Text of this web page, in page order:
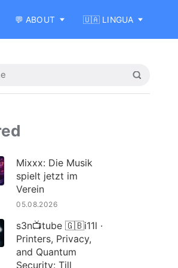
💬 ABOUT 🇺🇦 LINGUA
Mixxx: Die Musik
spielt jetzt im
Verein
05.08.2026
s3n📺tube 🇬🇧i11l ·
Printers, Privacy,
and Quantum
Security: Till